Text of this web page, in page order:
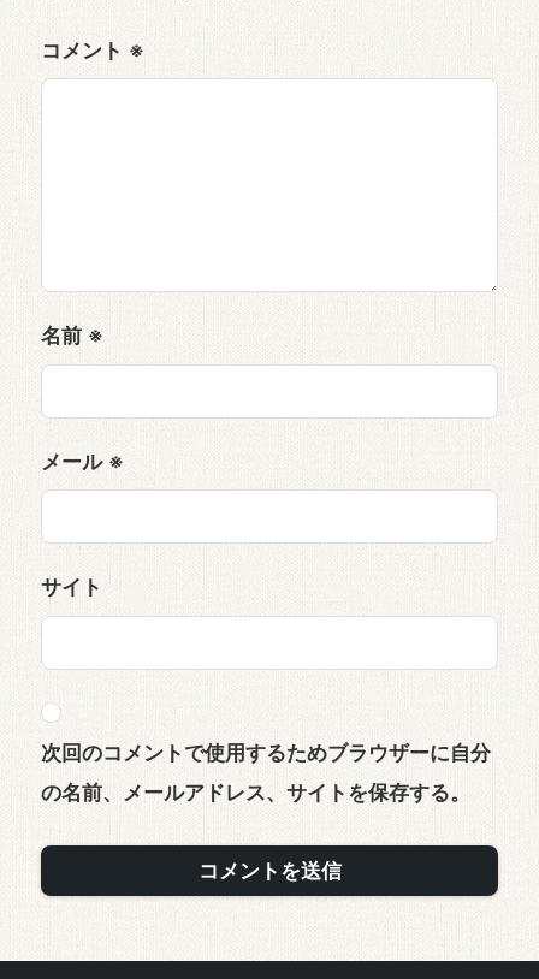
コメント ※
名前 ※
メール ※
サイト
次回のコメントで使用するためブラウザーに自分
の名前、メールアドレス、サイトを保存する。